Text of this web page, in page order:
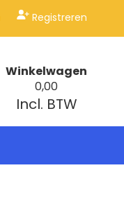
Registreren
Winkelwagen
0,00
Incl. BTW